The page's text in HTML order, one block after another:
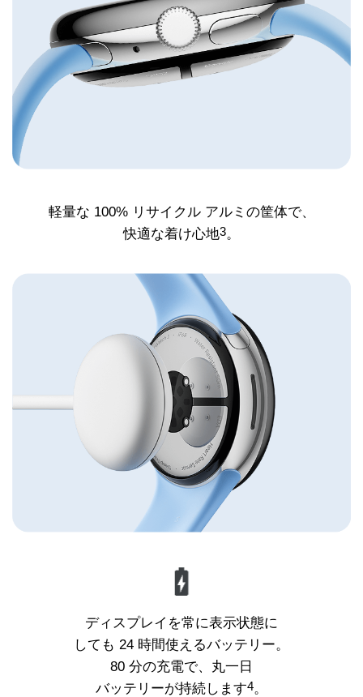
軽量な 100% リサイクル アルミの筐体で、
快適な着け心地3。
ディスプレイを常に表示状態に
しても 24 時間使えるバッテリー。
80 分の充電で、丸一日
バッテリーが持続します4。